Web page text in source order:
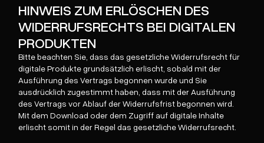
HINWEIS ZUM ERLÖSCHEN DES
WIDERRUFSRECHTS BEI DIGITALEN
PRODUKTEN
Bitte beachten Sie, dass das gesetzliche Widerrufsrecht für
digitale Produkte grundsätzlich erlischt, sobald mit der
Ausführung des Vertrags begonnen wurde und Sie
ausdrücklich zugestimmt haben, dass mit der Ausführung
des Vertrags vor Ablauf der Widerrufsfrist begonnen wird.
Mit dem Download oder dem Zugriff auf digitale Inhalte
erlischt somit in der Regel das gesetzliche Widerrufsrecht.